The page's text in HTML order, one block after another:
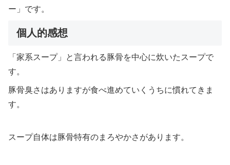
ー」です。
個人的感想
「家系スープ」と言われる豚骨を中心に炊いたスープで
す。
豚骨臭さはありますが食べ進めていくうちに慣れてきま
す。
スープ自体は豚骨特有のまろやかさがあります。